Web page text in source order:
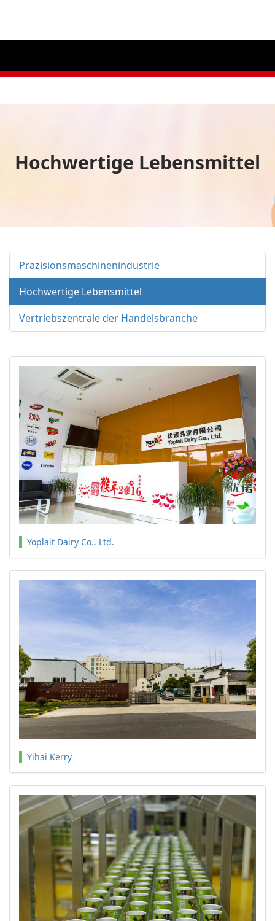
Hochwertige Lebensmittel
Präzisionsmaschinenindustrie
Hochwertige Lebensmittel
Vertriebszentrale der Handelsbranche
Yoplait Dairy Co., Ltd.
Yihai Kerry